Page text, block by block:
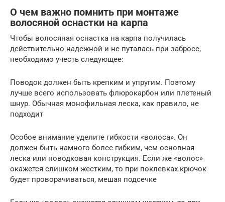
О чем важно помнить при монтаже
волосяной оснастки на карпа
Чтобы волосяная оснастка на карпа получилась
действительно надежной и не путалась при забросе,
необходимо учесть следующее:
Поводок должен быть крепким и упругим. Поэтому
лучше всего использовать флюрокарбон или плетеный
шнур. Обычная монофильная леска, как правило, не
подходит
Особое внимание уделите гибкости «волоса». Он
должен быть намного более гибким, чем основная
леска или поводковая конструкция. Если же «волос»
окажется слишком жестким, то при поклевках крючок
будет проворачиваться, мешая подсечке